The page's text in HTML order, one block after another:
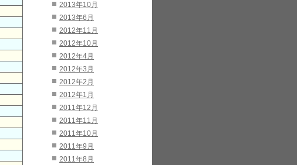
2013年10月
2013年6月
2012年11月
2012年10月
2012年4月
2012年3月
2012年2月
2012年1月
2011年12月
2011年11月
2011年10月
2011年9月
2011年8月